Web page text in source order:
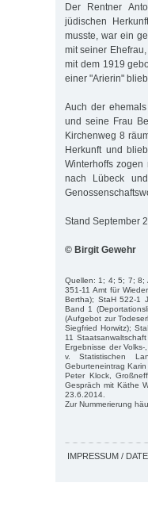
Der Rentner
jüdischen
musste, war ein
mit seiner
mit dem 1919
einer "Arierin"
Auch der
und seine Frau
Kirchenweg 8
Herkunft und
Winterhoffs
nach Lübeck
Stand September
© Birgit Gewehr
Quellen: 1; 4; 5; 7; 8;
351-11 Amt für
Bertha); StaH 522-1
Band 1
(Aufgebot zur
Siegfried Horwitz);
11
Ergebnisse der
v. Statistischen
Geburteneintrag
Peter Klock,
Gespräch mit Käthe
23.6.2014.
Zur Nummerierung
IMPRESSUM /